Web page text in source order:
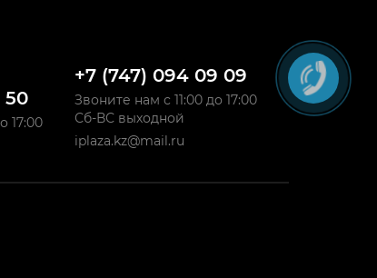
50
17:00
+7 (747) 094 09 09
Звоните нам с 11:00 до 17:00
Сб-ВС выходной
iplaza.kz@mail.ru